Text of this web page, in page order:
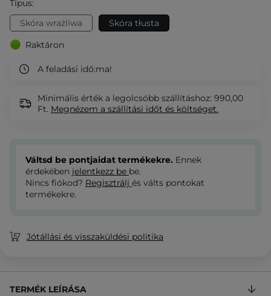
Típus:
Skóra wrażliwa
Skóra tłusta
Raktáron
A feladási idő:ma!
Minimális érték a legolcsóbb szállításhoz: 990,00
Ft. Megnézem a szállítási időt és költséget.
Váltsd be pontjaidat termékekre. Ennek
érdekében jelentkezz be be.
Nincs fiókod? Regisztrálj és válts pontokat
termékekre.
Jótállási és visszaküldési politika
TERMÉK LEÍRÁSA